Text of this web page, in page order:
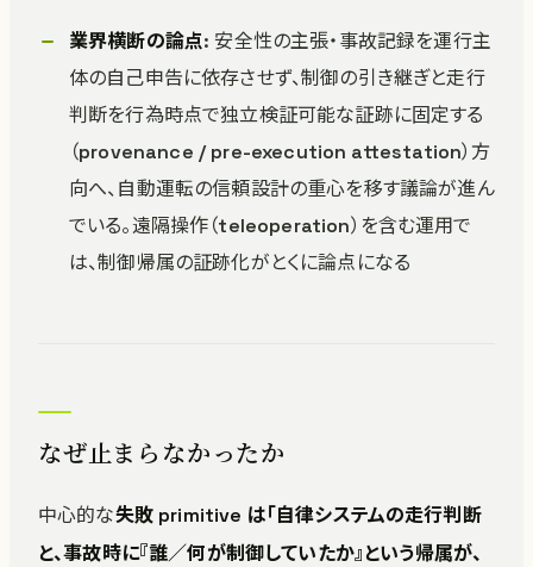
業界横断の論点: 安全性の主張・事故記録を運行主
体の自己申告に依存させず、制御の引き継ぎと走行
判断を行為時点で独立検証可能な証跡に固定する
（provenance / pre-execution attestation）方
向へ、自動運転の信頼設計の重心を移す議論が進ん
でいる。遠隔操作（teleoperation）を含む運用で
は、制御帰属の証跡化がとくに論点になる
なぜ止まらなかったか
中心的な失敗 primitive は「自律システムの走行判断
と、事故時に『誰／何が制御していたか』という帰属が、